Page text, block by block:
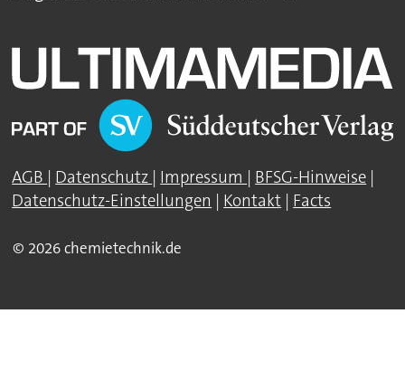
AGB | Datenschutz | Impressum | BFSG-Hinweise |
Datenschutz-Einstellungen | Kontakt | Facts
© 2026 chemietechnik.de